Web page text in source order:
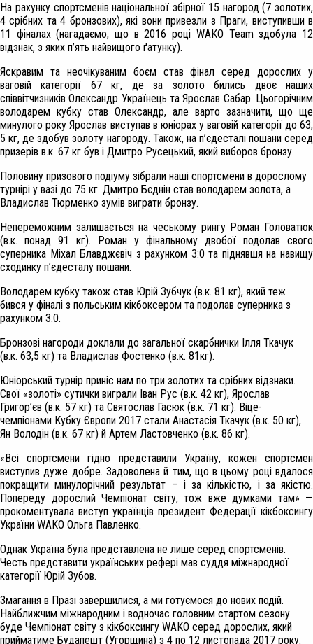
На рахунку спортсменів національної збірної 15 нагород (7 золотих,
4 срібних та 4 бронзових), які вони привезли з Праги, виступивши в
11 фіналах (нагадаємо, що в 2016 році WAKO Team здобула 12
відзнак, з яких п’ять найвищого ґатунку).
Яскравим та неочікуваним боєм став фінал серед дорослих у
ваговій категорії 67 кг, де за золото бились двоє наших
співвітчизників Олександр Українець та Ярослав Сабар. Цьогорічним
володарем кубку став Олександр, але варто зазначити, що ще
минулого року Ярослав виступав в юніорах у ваговій категорії до 63,
5 кг, де здобув золоту нагороду. Також, на п’єдесталі пошани серед
призерів в.к. 67 кг був і Дмитро Русецький, який виборов бронзу.
Половину призового подіуму зібрали наші спортсмени в дорослому
турнірі у вазі до 75 кг. Дмитро Бєднін став володарем золота, а
Владислав Тюрменко зумів виграти бронзу.
Непереможним залишається на чеському рингу Роман Головатюк
(в.к. понад 91 кг). Роман у фінальному двобої подолав свого
суперника Міхал Блавджєвіч з рахунком 3:0 та піднявшя на навищу
сходинку п’єдесталу пошани.
Володарем кубку також став Юрій Зубчук (в.к. 81 кг), який теж
бився у фіналі з польським кікбоксером та подолав суперника з
рахунком 3:0.
Бронзові нагороди доклали до загальної скарбнички Ілля Ткачук
(в.к. 63,5 кг) та Владислав Фостенко (в.к. 81кг).
Юніорський турнір приніс нам по три золотих та срібних відзнаки.
Свої «золоті» сутички виграли Іван Рус (в.к. 42 кг), Ярослав
Григор’єв (в.к. 57 кг) та Святослав Гасюк (в.к. 71 кг). Віце-
чемпіонами Кубку Європи 2017 стали Анастасія Ткачук (в.к. 50 кг),
Ян Володін (в.к. 67 кг) й Артем Ластовченко (в.к. 86 кг).
«Всі спортсмени гідно представили Україну, кожен спортсмен
виступив дуже добре. Задоволена й тим, що в цьому році вдалося
покращити минулорічний результат – і за кількістю, і за якістю.
Попереду дорослий Чемпіонат світу, тож вже думками там» —
прокоментувала виступ українців президент Федерації кікбоксингу
України WAKO Ольга Павленко.
Однак Україна була представлена не лише серед спортсменів.
Честь представити українських рефері мав суддя міжнародної
категорії Юрій Зубов.
Змагання в Празі завершилися, а ми готуємося до нових подій.
Найближчим міжнародним і водночас головним стартом сезону
буде Чемпіонат світу з кікбоксингу WAKO серед дорослих, який
прийматиме Будапешт (Угорщина) з 4 по 12 листопада 2017 року.